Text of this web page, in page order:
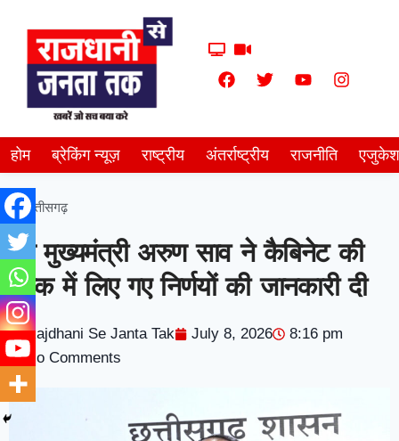
होम ब्रेकिंग न्यूज़ राष्ट्रीय अंतर्राष्ट्रीय राजनीति
छत्तीसगढ़
उप मुख्यमंत्री अरुण साव ने कैबिनेट की
बैठक में लिए गए निर्णयों की जानकारी दी
Rajdhani Se Janta Tak July 8, 2026
8:16 pm
No Comments